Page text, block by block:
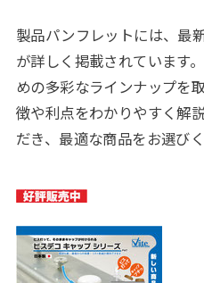
製品パンフレットには、最
が詳しく掲載されています
めの多彩なラインナップを
徴や利点をわかりやすく解
だき、最適な商品をお選びく